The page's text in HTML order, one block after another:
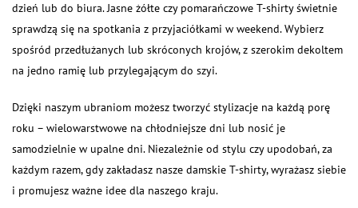
dzień lub do biura. Jasne żółte czy pomarańczowe T-shirty świetnie
sprawdzą się na spotkania z przyjaciółkami w weekend. Wybierz
spośród przedłużanych lub skróconych krojów, z szerokim dekoltem
na jedno ramię lub przylegającym do szyi.
Dzięki naszym ubraniom możesz tworzyć stylizacje na każdą porę
roku – wielowarstwowe na chłodniejsze dni lub nosić je
samodzielnie w upalne dni. Niezależnie od stylu czy upodobań, za
każdym razem, gdy zakładasz nasze damskie T-shirty, wyrażasz siebie
i promujesz ważne idee dla naszego kraju.